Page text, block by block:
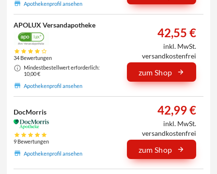
Apothekenprofil ansehen
APOLUX Versandapotheke
34 Bewertungen
Mindestbestellwert erforderlich:
10,00 €
Apothekenprofil ansehen
42,55 €
inkl. MwSt.
versandkostenfrei
zum Shop
DocMorris
9 Bewertungen
Apothekenprofil ansehen
42,99 €
inkl. MwSt.
versandkostenfrei
zum Shop